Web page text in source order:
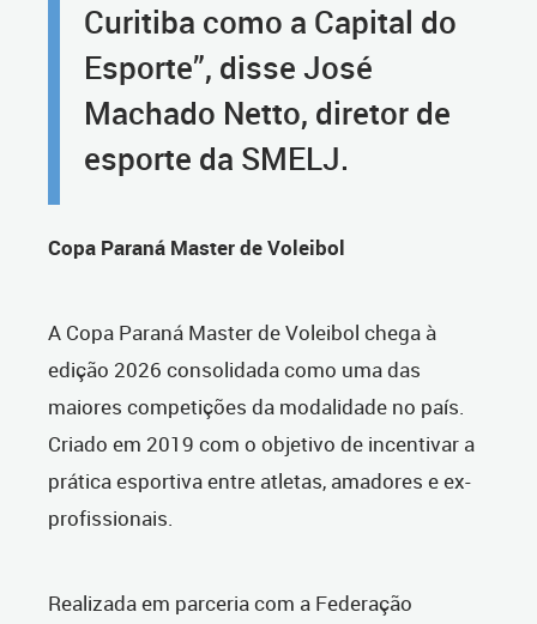
Curitiba como a Capital do
Esporte”, disse José
Machado Netto, diretor de
esporte da SMELJ.
Copa Paraná Master de Voleibol
A Copa Paraná Master de Voleibol chega à
edição 2026 consolidada como uma das
maiores competições da modalidade no país.
Criado em 2019 com o objetivo de incentivar a
prática esportiva entre atletas, amadores e ex-
profissionais.
Realizada em parceria com a Federação